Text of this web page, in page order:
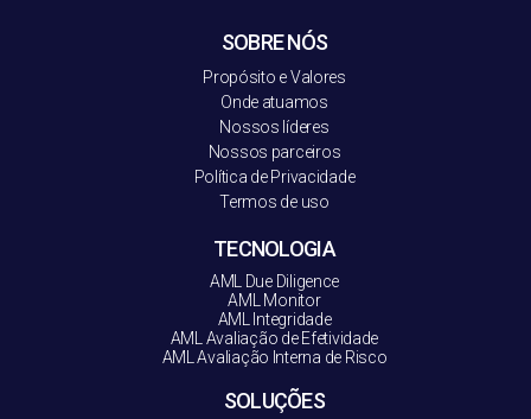
SOBRE NÓS
Propósito e Valores
Onde atuamos
Nossos líderes
Nossos parceiros
Política de Privacidade
Termos de uso
TECNOLOGIA
AML Due Diligence
AML Monitor
AML Integridade
AML Avaliação de Efetividade
AML Avaliação Interna de Risco
SOLUÇÕES